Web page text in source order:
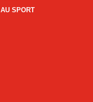
SPORT